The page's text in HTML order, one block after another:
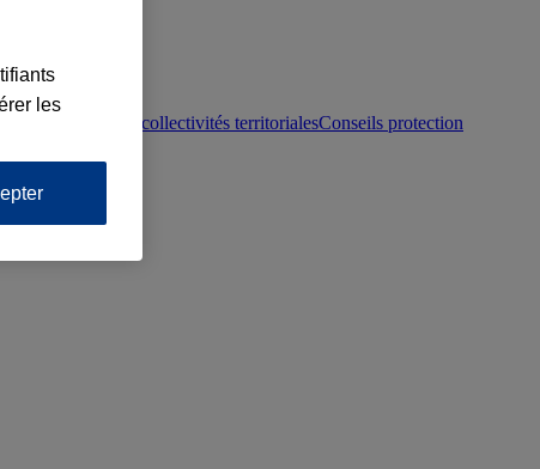
juridique collectivités territorialesConseils protection
les